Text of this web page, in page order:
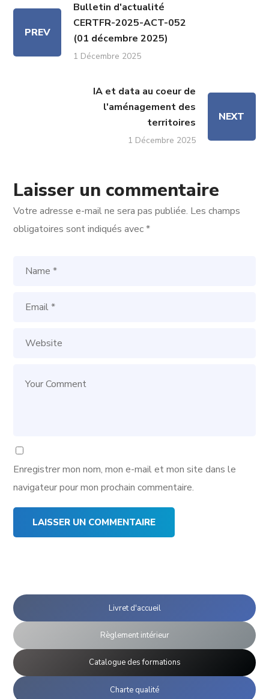
PREV
Bulletin d'actualité
CERTFR-2025-ACT-052
(01 décembre 2025)
1 Décembre 2025
IA et data au coeur de
l'aménagement des
territoires
1 Décembre 2025
NEXT
Laisser un commentaire
Votre adresse e-mail ne sera pas publiée. Les champs
obligatoires sont indiqués avec*
Enregistrer mon nom, mon e-mail et mon site dans le
navigateur pour mon prochain commentaire.
Livret d'accueil
Règlement intérieur
Catalogue des formations
Charte qualité